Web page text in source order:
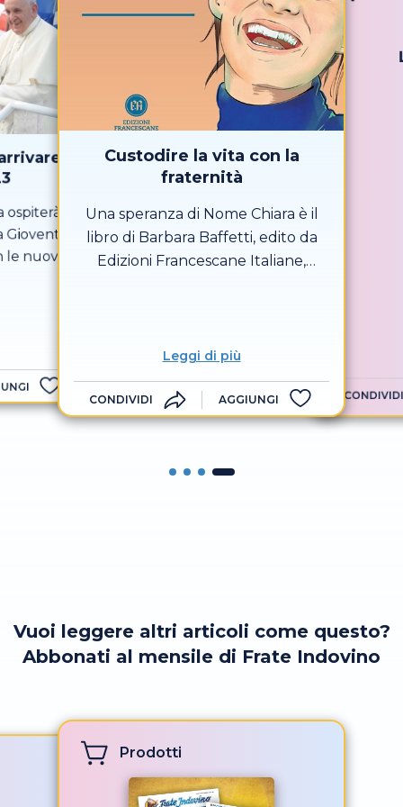
a
ospiterà la
nuove
evento
– il 22
di Cristo
grande
Custodire la vita con la
fraternità
Una speranza di Nome Chiara è il
libro di Barbara Baffetti, edito da
Edizioni Francescane Italiane,
dolore e la malattia hanno
intaccato.
Leggi di più
CONDIVIDI AGGIUNGI CONDIVIDI
Vuoi leggere altri articoli come questo?
Abbonati al mensile di Frate Indovino
Prodotti